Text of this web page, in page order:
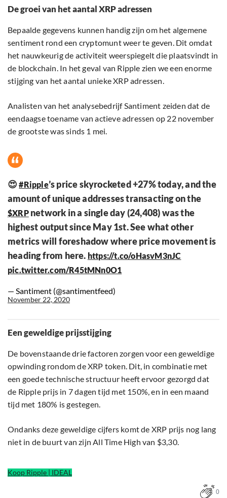
De groei van het aantal XRP adressen
Bepaalde gegevens kunnen handig zijn om het algemene
sentiment rond een cryptomunt weer te geven. Dit omdat
het nauwkeurig de activiteit weerspiegelt die plaatsvindt in
de blockchain. In het geval van Ripple zien we een enorme
stijging van het aantal unieke XRP adressen.
Analisten van het analysebedrijf Santiment zeiden dat de
eendaagse toename van actieve adressen op 22 november
de grootste was sinds 1 mei.
😍#Ripple’s price skyrocketed +27% today, and the
amount of unique addresses transacting on the
$XRPnetwork in a single day (24,408) was the
highest output since May 1st. See what other
metrics will foreshadow where price movement is
heading from here. https://t.co/oHasvM3nJC
pic.twitter.com/R45tMNn0O1
— Santiment (@santimentfeed)
November 22, 2020
Een geweldige prijsstijging
De bovenstaande drie factoren zorgen voor een geweldige
opwinding rondom de XRP token. Dit, in combinatie met
een goede technische structuur heeft ervoor gezorgd dat
de Ripple prijs in 7 dagen tijd met 150%, en in een maand
tijd met 180% is gestegen.
Ondanks deze geweldige cijfers komt de XRP prijs nog lang
niet in de buurt van zijn All Time High van $3,30.
Koop Ripple | IDEAL
0